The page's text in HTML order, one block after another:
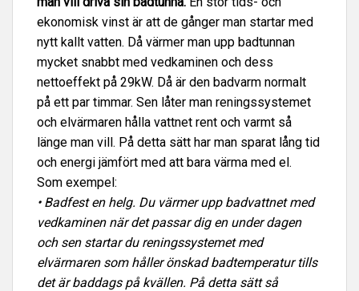
ekonomisk vinst är att de gånger man startar med
nytt kallt vatten. Då värmer man upp badtunnan
mycket snabbt med vedkaminen och dess
nettoeffekt på 29kW. Då är den badvarm normalt
på ett par timmar. Sen låter man reningssystemet
och elvärmaren hålla vattnet rent och varmt så
länge man vill. På detta sätt har man sparat lång tid
och energi jämfört med att bara värma med el.
Som exempel:
• Badfest en helg. Du värmer upp badvattnet med
vedkaminen när det passar dig en under dagen
och sen startar du reningssystemet med
elvärmaren som håller önskad badtemperatur tills
det är baddags på kvällen. På detta sätt så